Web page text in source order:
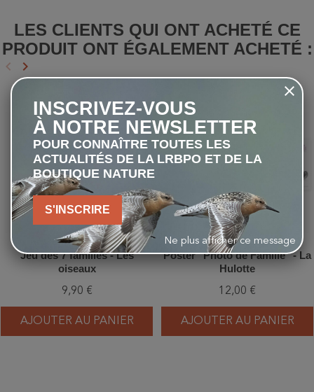
LES CLIENTS QUI ONT ACHETÉ CE
PRODUIT ONT ÉGALEMENT ACHETÉ :
Précédent
keyboard_arrow_left Suivant
keyboard_arrow_right
favorite_border
Jeu des 7 familles - Les
oiseaux
9,90 €
AJOUTER AU PANIER
Poster "Photo de Famille" - La
Hulotte
12,00 €
AJOUTER AU PANIER
INSCRIVEZ-VOUS
À NOTRE NEWSLETTER
POUR CONNAÎTRE TOUTES LES
ACTUALITÉS DE LA LRBPO ET DE LA
BOUTIQUE NATURE
S'INSCRIRE
Ne plus afficher ce message